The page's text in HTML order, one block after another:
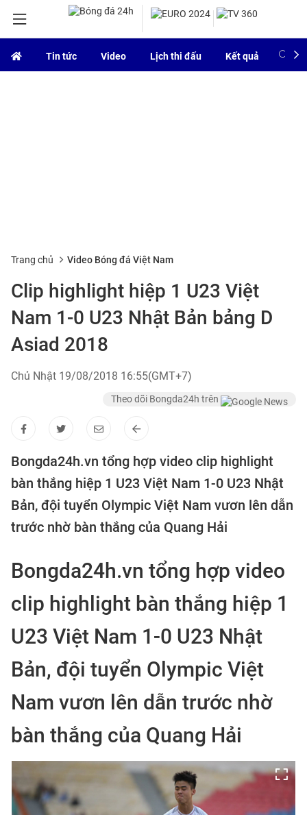
Tin tức Video Lịch thi đấu Kết quả
Trang chủ Video Bóng đá Việt Nam
Clip highlight hiệp 1 U23 Việt
Nam 1-0 U23 Nhật Bản bảng D
Asiad 2018
Chủ Nhật 19/08/2018 16:55(GMT+7)
Theo dõi Bongda24h trên
Bongda24h.vn tổng hợp video clip highlight
bàn thắng hiệp 1 U23 Việt Nam 1-0 U23 Nhật
Bản, đội tuyển Olympic Việt Nam vươn lên dẫn
trước nhờ bàn thắng của Quang Hải
Bongda24h.vn tổng hợp video
clip highlight bàn thắng hiệp 1
U23 Việt Nam 1-0 U23 Nhật
Bản, đội tuyển Olympic Việt
Nam vươn lên dẫn trước nhờ
bàn thắng của Quang Hải